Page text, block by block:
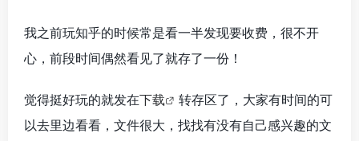
我之前玩知乎的时候常是看一半发现要收费，很不开
心，前段时间偶然看见了就存了一份！
觉得挺好玩的就发在下载
转存区了，大家有时间的可
以去里边看看，文件很大，找找有没有自己感兴趣的文